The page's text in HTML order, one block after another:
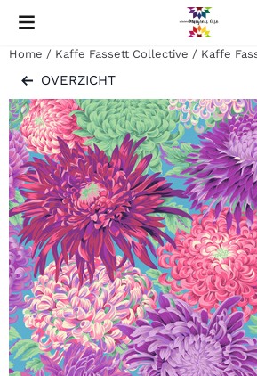
Cookievoorkeuren zijn momenteel
Home / Kaffe Fassett Collective / Kaffe
OVERZICHT